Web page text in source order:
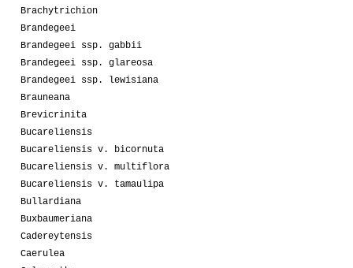
Brachytrichion
Brandegeei
Brandegeei ssp. gabbii
Brandegeei ssp. glareosa
Brandegeei ssp. lewisiana
Brauneana
Brevicrinita
Bucareliensis
Bucareliensis v. bicornuta
Bucareliensis v. multiflora
Bucareliensis v. tamaulipa
Bullardiana
Buxbaumeriana
Cadereytensis
Caerulea